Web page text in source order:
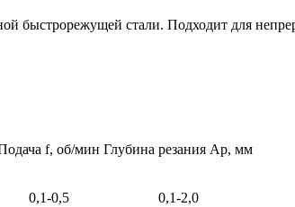
быстрорежущей стали. Подходит для
f, об/мин Глубина резания Ap, мм
0,1-0,5 0,1-2,0